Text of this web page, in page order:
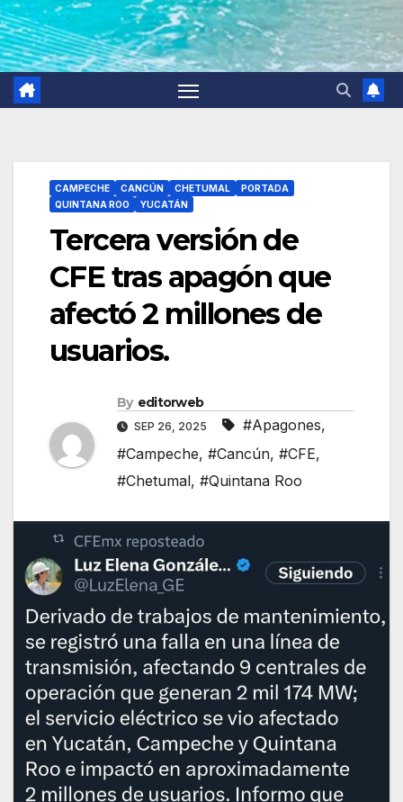
CAMPECHE CANCÚN CHETUMAL
PORTADA
QUINTANA ROO
YUCATÁN
Tercera versión de
CFE tras apagón que
afectó 2 millones de
usuarios.
By editorweb
SEP 26, 2025 #Apagones,
#Campeche, #Cancún, #CFE,
#Chetumal, #Quintana Roo